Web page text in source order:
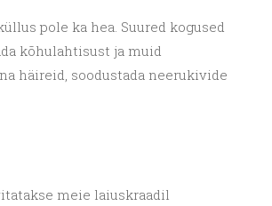
pole ka hea. Suured kogused
kõhulahtisust ja muid
häireid, soodustada neerukivide
meie laiuskraadil